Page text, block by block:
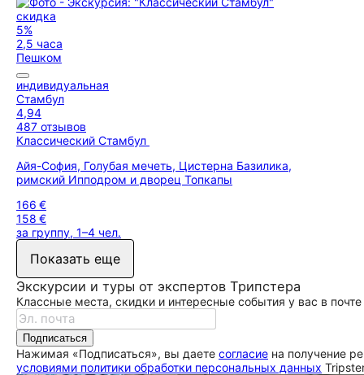
скидка
5%
2,5 часа
Пешком
индивидуальная
Стамбул
4,94
487 отзывов
Классический Стамбул
Айя-София, Голубая мечеть, Цистерна Базилика,
римский Ипподром и дворец Топкапы
166 €
158 €
за группу, 1–4 чел.
Показать еще
Экскурсии и туры от экспертов Трипстера
Классные места, скидки и интересные события у вас в почте
Подписаться
Нажимая «Подписаться», вы даете согласие на получение
условиями политики обработки персональных данных